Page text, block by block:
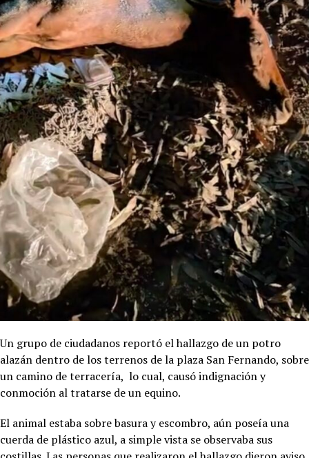
Un grupo de ciudadanos reportó el hallazgo de un potro
alazán dentro de los terrenos de la plaza San Fernando, sobre
un camino de terracería, lo cual, causó indignación y
conmoción al tratarse de un equino.
El animal estaba sobre basura y escombro, aún poseía una
cuerda de plástico azul, a simple vista se observaba sus